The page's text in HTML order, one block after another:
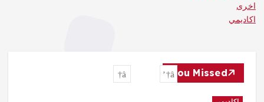
اخرى
اكاديمي
You Missed